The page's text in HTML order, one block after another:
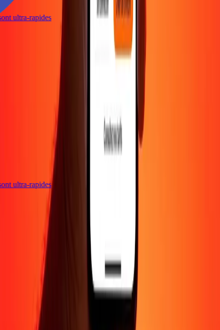
ultra-rapides
ultra-rapides
Blog
Envoyer de l'argent en
Entreprise Devenir agent
Devenir affilié
Politique de confidentialité
Avis sur les cookies
Promotion Prévention de la fraudeCentre d'aide
d'accessibilité
Suivez-nous